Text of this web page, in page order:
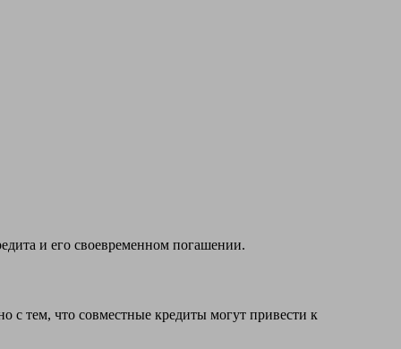
и его своевременном погашении.
с тем, что совместные кредиты могут привести к